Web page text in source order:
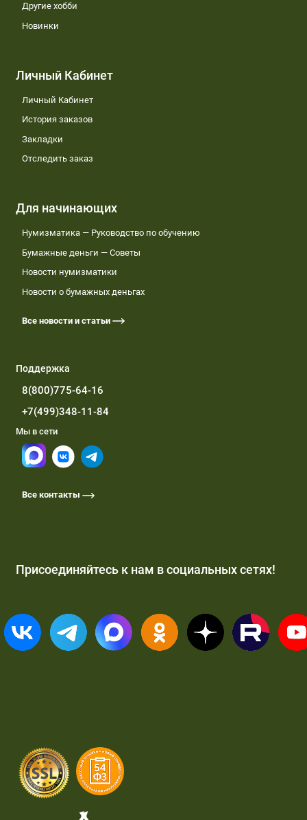
Другие хобби
Новинки
Личный Кабинет
Личный Кабинет
История заказов
Закладки
Отследить заказ
Для начинающих
Нумизматика — Руководство по обучению
Бумажные деньги — Советы
Новости нумизматики
Новости о бумажных деньгах
Все новости и статьи
Поддержка
8(800)775-64-16
+7(499)348-11-84
Мы в сети
Все контакты
Присоединяйтесь к нам в социальных сетях!